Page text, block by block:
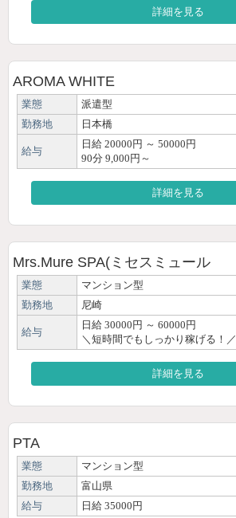
詳細を見る
AROMA WHITE
業態
派遣型
勤務地
日本橋
給与
日給 20000円 ～ 50000円
90分 9,000円～
詳細を見る
Mrs.Mure SPA(ミセスミュール
業態
マンション型
勤務地
尼崎
給与
日給 30000円 ～ 60000円
＼短時間でもしっかり稼げる！／
詳細を見る
PTA
業態
マンション型
勤務地
富山県
給与
日給 35000円